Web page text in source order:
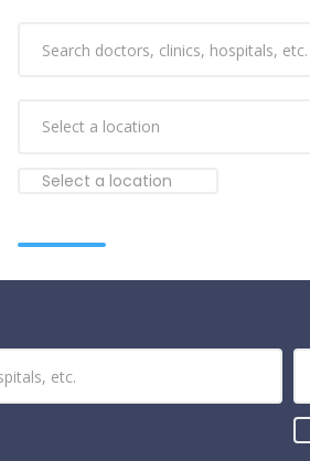
Select a location